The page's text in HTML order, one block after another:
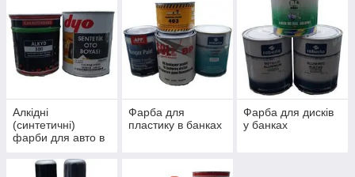
Алкідні
(синтетичні)
фарби для авто в
Фарба для
пластику в банках
Фарба для дисків
у банках